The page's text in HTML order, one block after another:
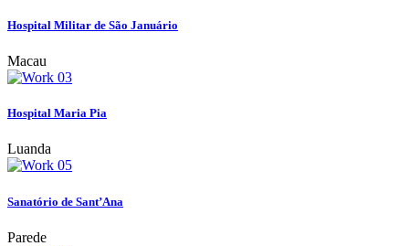
Hospital Militar de São Januário
Macau
Hospital Maria Pia
Luanda
Sanatório de Sant’Ana
Parede